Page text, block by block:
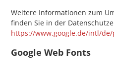
Weitere Informationen zum
finden Sie in der
https://www.google.de/intl/
Google Web Fonts